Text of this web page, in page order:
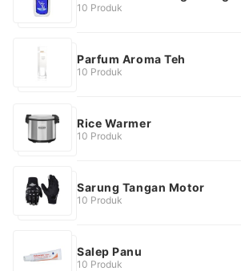
Dewasa
10 Produk
Parfum Aroma Teh
10 Produk
Rice Warmer
10 Produk
Sarung Tangan Motor
10 Produk
Salep Panu
10 Produk